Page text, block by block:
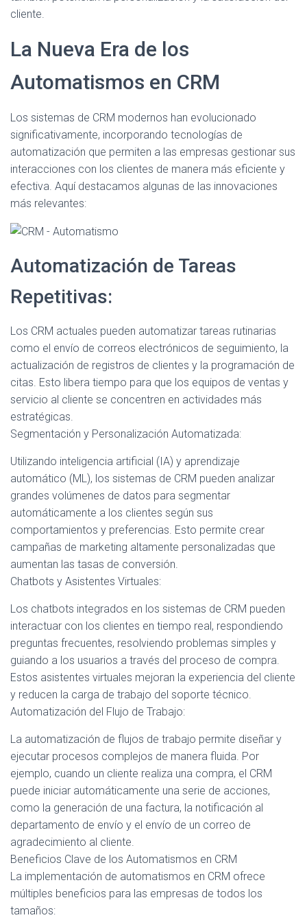
cliente.
La Nueva Era de los
Automatismos en CRM
Los sistemas de CRM modernos han evolucionado
significativamente, incorporando tecnologías de
automatización que permiten a las empresas gestionar sus
interacciones con los clientes de manera más eficiente y
efectiva. Aquí destacamos algunas de las innovaciones
más relevantes:
Automatización de Tareas
Repetitivas:
Los CRM actuales pueden automatizar tareas rutinarias
como el envío de correos electrónicos de seguimiento, la
actualización de registros de clientes y la programación de
citas. Esto libera tiempo para que los equipos de ventas y
servicio al cliente se concentren en actividades más
estratégicas.
Segmentación y Personalización Automatizada:
Utilizando inteligencia artificial (IA) y aprendizaje
automático (ML), los sistemas de CRM pueden analizar
grandes volúmenes de datos para segmentar
automáticamente a los clientes según sus
comportamientos y preferencias. Esto permite crear
campañas de marketing altamente personalizadas que
aumentan las tasas de conversión.
Chatbots y Asistentes Virtuales:
Los chatbots integrados en los sistemas de CRM pueden
interactuar con los clientes en tiempo real, respondiendo
preguntas frecuentes, resolviendo problemas simples y
guiando a los usuarios a través del proceso de compra.
Estos asistentes virtuales mejoran la experiencia del cliente
y reducen la carga de trabajo del soporte técnico.
Automatización del Flujo de Trabajo:
La automatización de flujos de trabajo permite diseñar y
ejecutar procesos complejos de manera fluida. Por
ejemplo, cuando un cliente realiza una compra, el CRM
puede iniciar automáticamente una serie de acciones,
como la generación de una factura, la notificación al
departamento de envío y el envío de un correo de
agradecimiento al cliente.
Beneficios Clave de los Automatismos en CRM
La implementación de automatismos en CRM ofrece
múltiples beneficios para las empresas de todos los
tamaños: